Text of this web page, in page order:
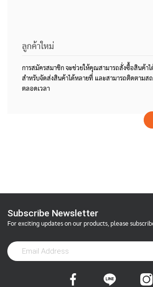
ลูกค้าใหม่
การสมัครสมาชิก จะช่วยให้คุณสามารถสั่งซื้อสินค้าไ
สำหรับจัดส่งสินค้าได้หลายที่ และสามารถติดตามส
ตลอดเวลา
Subscribe Newsletter
For exciting updates on our products, please